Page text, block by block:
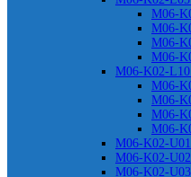
M06-
M06-
M06-
M06-
M06-K02-L10
M06-
M06-
M06-
M06-
M06-K02-
M06-K02-
M06-K02-